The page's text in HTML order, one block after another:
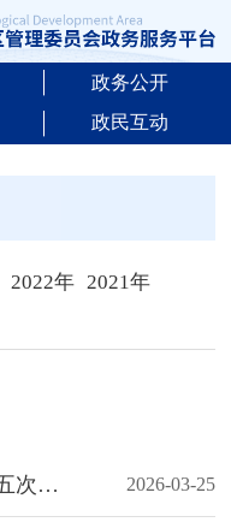
政务公开
政民互动
2022年 2021年
对天津市滨海新区政协四届五次会议第219号提案的会办意见 2026-03-25